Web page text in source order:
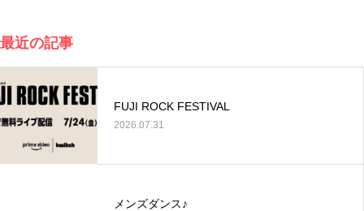
最近の記事
FUJI ROCK FESTIVAL
2026.07.31
メンズダンス♪